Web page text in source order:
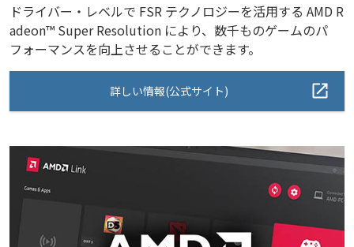
ドライバー・レベルで FSR テクノロジーを活用する AMD R
adeon™ Super Resolution により、数千ものゲームのパ
フォーマンスを向上させることができます。
詳しい情報(公式サイト)